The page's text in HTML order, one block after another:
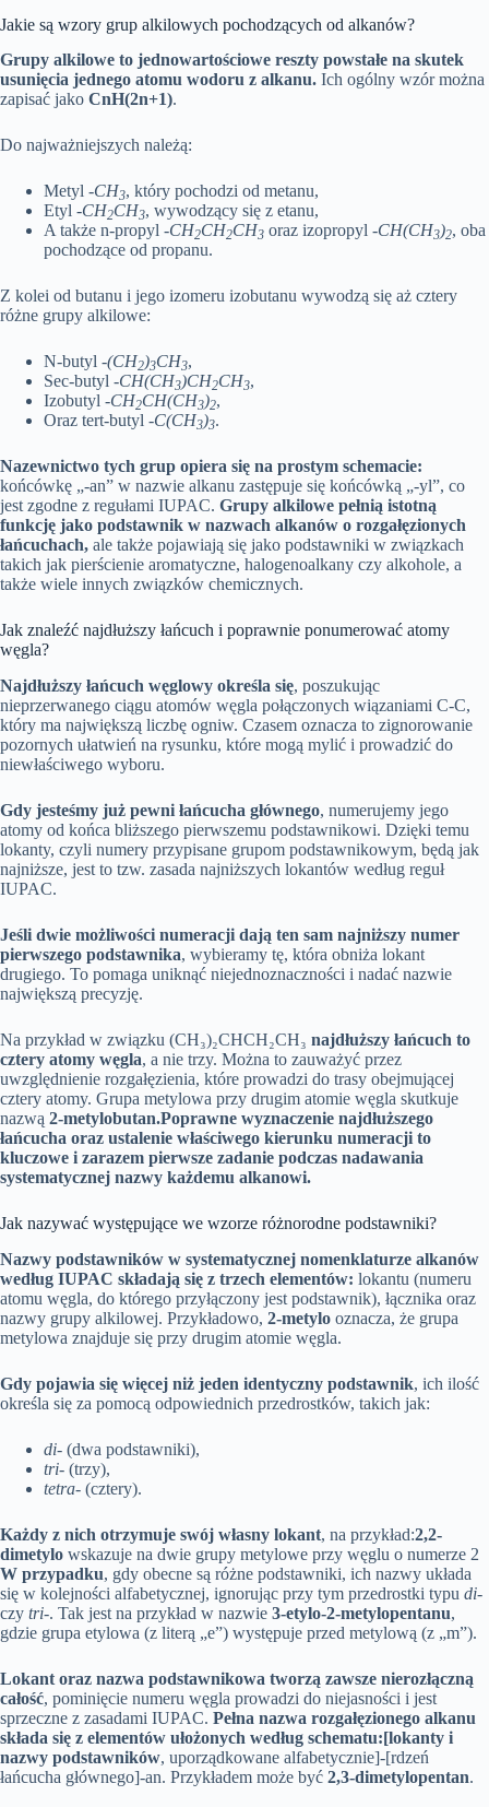
Jakie są wzory grup alkilowych pochodzących od alkanów?
Grupy alkilowe to jednowartościowe reszty powstałe na skutek
usunięcia jednego atomu wodoru z alkanu. Ich ogólny wzór można
zapisać jako CnH(2n+1).
Do najważniejszych należą:
Metyl -CH3, który pochodzi od metanu,
Etyl -CH2CH3, wywodzący się z etanu,
A także n-propyl -CH2CH2CH3 oraz izopropyl -CH(CH3)2, oba
pochodzące od propanu.
Z kolei od butanu i jego izomeru izobutanu wywodzą się aż cztery
różne grupy alkilowe:
N-butyl -(CH2)3CH3,
Sec-butyl -CH(CH3)CH2CH3,
Izobutyl -CH2CH(CH3)2,
Oraz tert-butyl -C(CH3)3.
Nazewnictwo tych grup opiera się na prostym schemacie:
końcówkę „-an” w nazwie alkanu zastępuje się końcówką „-yl”, co
jest zgodne z regułami IUPAC. Grupy alkilowe pełnią istotną
funkcję jako podstawnik w nazwach alkanów o rozgałęzionych
łańcuchach, ale także pojawiają się jako podstawniki w związkach
takich jak pierścienie aromatyczne, halogenoalkany czy alkohole, a
także wiele innych związków chemicznych.
Jak znaleźć najdłuższy łańcuch i poprawnie ponumerować atomy
węgla?
Najdłuższy łańcuch węglowy określa się, poszukując
nieprzerwanego ciągu atomów węgla połączonych wiązaniami C-C,
który ma największą liczbę ogniw. Czasem oznacza to zignorowanie
pozornych ułatwień na rysunku, które mogą mylić i prowadzić do
niewłaściwego wyboru.
Gdy jesteśmy już pewni łańcucha głównego, numerujemy jego
atomy od końca bliższego pierwszemu podstawnikowi. Dzięki temu
lokanty, czyli numery przypisane grupom podstawnikowym, będą jak
najniższe, jest to tzw. zasada najniższych lokantów według reguł
IUPAC.
Jeśli dwie możliwości numeracji dają ten sam najniższy numer
pierwszego podstawnika, wybieramy tę, która obniża lokant
drugiego. To pomaga uniknąć niejednoznaczności i nadać nazwie
największą precyzję.
Na przykład w związku (CH₃)₂CHCH₂CH₃ najdłuższy łańcuch to
cztery atomy węgla, a nie trzy. Można to zauważyć przez
uwzględnienie rozgałęzienia, które prowadzi do trasy obejmującej
cztery atomy. Grupa metylowa przy drugim atomie węgla skutkuje
nazwą 2-metylobutan.Poprawne wyznaczenie najdłuższego
łańcucha oraz ustalenie właściwego kierunku numeracji to
kluczowe i zarazem pierwsze zadanie podczas nadawania
systematycznej nazwy każdemu alkanowi.
Jak nazywać występujące we wzorze różnorodne podstawniki?
Nazwy podstawników w systematycznej nomenklaturze alkanów
według IUPAC składają się z trzech elementów: lokantu (numeru
atomu węgla, do którego przyłączony jest podstawnik), łącznika oraz
nazwy grupy alkilowej. Przykładowo, 2-metylo oznacza, że grupa
metylowa znajduje się przy drugim atomie węgla.
Gdy pojawia się więcej niż jeden identyczny podstawnik, ich ilość
określa się za pomocą odpowiednich przedrostków, takich jak:
di- (dwa podstawniki),
tri- (trzy),
tetra- (cztery).
Każdy z nich otrzymuje swój własny lokant, na przykład:2,2-
dimetylo wskazuje na dwie grupy metylowe przy węglu o numerze 2
W przypadku, gdy obecne są różne podstawniki, ich nazwy układa
się w kolejności alfabetycznej, ignorując przy tym przedrostki typu di-
czy tri-. Tak jest na przykład w nazwie 3-etylo-2-metylopentanu,
gdzie grupa etylowa (z literą „e”) występuje przed metylową (z „m”).
Lokant oraz nazwa podstawnikowa tworzą zawsze nierozłączną
całość, pominięcie numeru węgla prowadzi do niejasności i jest
sprzeczne z zasadami IUPAC. Pełna nazwa rozgałęzionego alkanu
składa się z elementów ułożonych według schematu:[lokanty i
nazwy podstawników, uporządkowane alfabetycznie]-[rdzeń
łańcucha głównego]-an. Przykładem może być 2,3-dimetylopentan.